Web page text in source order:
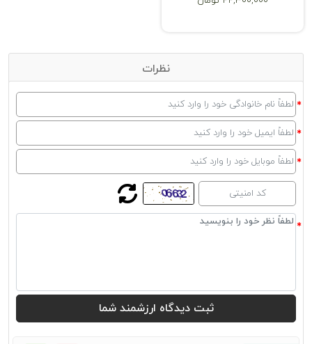
در کنار صندلی‌های تکی یا به‌عنوان میز جانبی در کنار مبل‌ها استفاده شود.
شده است. این میزها معمولاً دارای کشوها و طبقات اضافی هستند که امکان
قرار دادن وسایل پذیرایی مانند بشقاب‌ها، لیوان‌ها و ظروف سرو را فراهم
می‌کنند. این ویژگی‌ها باعث می‌شود میز پذیرایی علاوه بر زیبایی، کارایی
بسیاری داشته باشد و به سازمان‌دهی بهتر فضای پذیرایی کمک کند.
بهترین راه برای تهیه یک میز جلو مبلی، میز عسلی یا میز پذیرایی، خرید از
محصولات پرتنوع تولید شده توسط دکورال هست. این سایت با قیمت
مناسب و کیفیت مثال‌زدنی همه نیازهای شما را برطرف می‌کند.
بهترین جنس میز عسلی
بدون فوت وقت به بررسی انواع جنس میز عسلی و معرفی بهترین جنس
آن می‌پردازیم:
هستند. چوب مورداستفاده می‌تواند از انواع مختلفی مانند بلوط، گردو،
صنوبر و راش باشد. این نوع میزها به‌راحتی با سبک‌های مختلف دکوراسیون
از کلاسیک تا مدرن هماهنگ می‌شوند.
نظرات